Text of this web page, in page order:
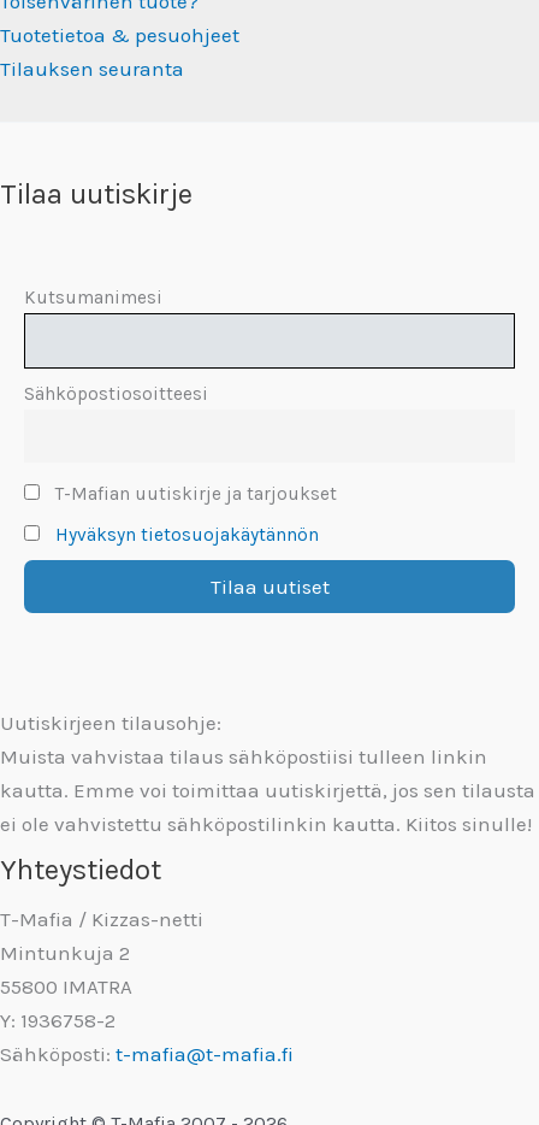
Tuotetietoa & pesuohjeet
Tilauksen seuranta
Tilaa uutiskirje
Kutsumanimesi
Sähköpostiosoitteesi
T-Mafian uutiskirje ja tarjoukset
Hyväksyn tietosuojakäytännön
Uutiskirjeen tilausohje:
Muista vahvistaa tilaus sähköpostiisi tulleen linkin
kautta. Emme voi toimittaa uutiskirjettä, jos sen tilausta
ei ole vahvistettu sähköpostilinkin kautta. Kiitos sinulle!
Yhteystiedot
T-Mafia / Kizzas-netti
Mintunkuja 2
55800 IMATRA
Y: 1936758-2
Sähköposti: t-mafia@t-mafia.fi